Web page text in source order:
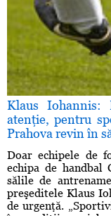
Klaus Iohannis:
atenţie, pentru
Prahova revin în
Doar echipele de
echipa de handbal
sălile de
preşeditele Klaus
de urgenţă.